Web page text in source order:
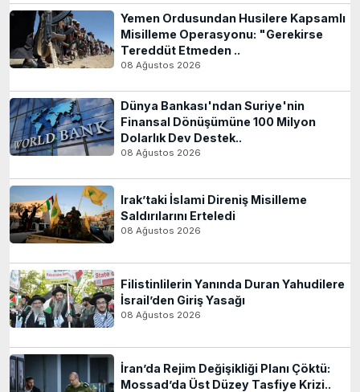
Yemen Ordusundan Husilere Kapsamlı
Misilleme Operasyonu: "Gerekirse
Tereddüt Etmeden ..
08 Ağustos 2026
Dünya Bankası'ndan Suriye'nin
Finansal Dönüşümüne 100 Milyon
Dolarlık Dev Destek..
08 Ağustos 2026
Irak’taki İslami Direniş Misilleme
Saldırılarını Erteledi
08 Ağustos 2026
Filistinlilerin Yanında Duran Yahudilere
İsrail’den Giriş Yasağı
08 Ağustos 2026
İran’da Rejim Değişikliği Planı Çöktü:
Mossad’da Üst Düzey Tasfiye Krizi..